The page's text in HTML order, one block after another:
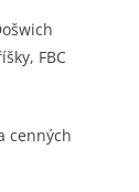
FBC
cenných